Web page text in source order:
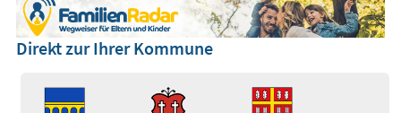
Direkt zur Ihrer Kommune